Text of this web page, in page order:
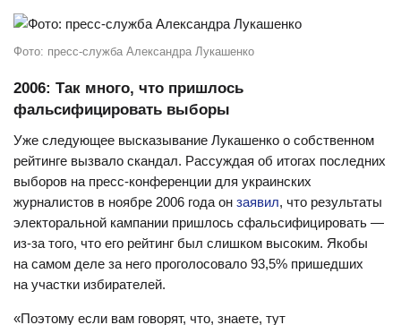
Фото: пресс-служба Александра Лукашенко
2006: Так много, что пришлось
фальсифицировать выборы
Уже следующее высказывание Лукашенко о собственном
рейтинге вызвало скандал. Рассуждая об итогах последних
выборов на пресс-конференции для украинских
журналистов в ноябре 2006 года он заявил, что результаты
электоральной кампании пришлось сфальсифицировать —
из-за того, что его рейтинг был слишком высоким. Якобы
на самом деле за него проголосовало 93,5% пришедших
на участки избирателей.
«Поэтому если вам говорят, что, знаете, тут